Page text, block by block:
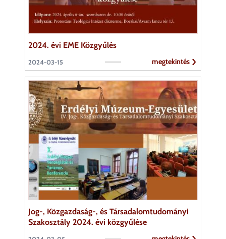
2024. évi EME Közgyűlés
megtekintés
2024-03-15
Jog-, Közgazdaság-, és Társadalomtudományi
Szakosztály 2024. évi közgyűlése